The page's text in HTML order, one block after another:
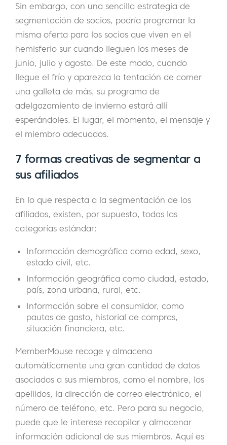
Sin embargo, con una sencilla estrategia de
segmentación de socios, podría programar la
misma oferta para los socios que viven en el
hemisferio sur cuando lleguen los meses de
junio, julio y agosto. De este modo, cuando
llegue el frío y aparezca la tentación de comer
una galleta de más, su programa de
adelgazamiento de invierno estará allí
esperándoles. El lugar, el momento, el mensaje y
el miembro adecuados.
7 formas creativas de segmentar a
sus afiliados
En lo que respecta a la segmentación de los
afiliados, existen, por supuesto, todas las
categorías estándar:
Información demográfica como edad, sexo,
estado civil, etc.
Información geográfica como ciudad, estado,
país, zona urbana, rural, etc.
Información sobre el consumidor, como
pautas de gasto, historial de compras,
situación financiera, etc.
MemberMouse recoge y almacena
automáticamente una gran cantidad de datos
asociados a sus miembros, como el nombre, los
apellidos, la dirección de correo electrónico, el
número de teléfono, etc. Pero para su negocio,
puede que le interese recopilar y almacenar
información adicional de sus miembros. Aquí es